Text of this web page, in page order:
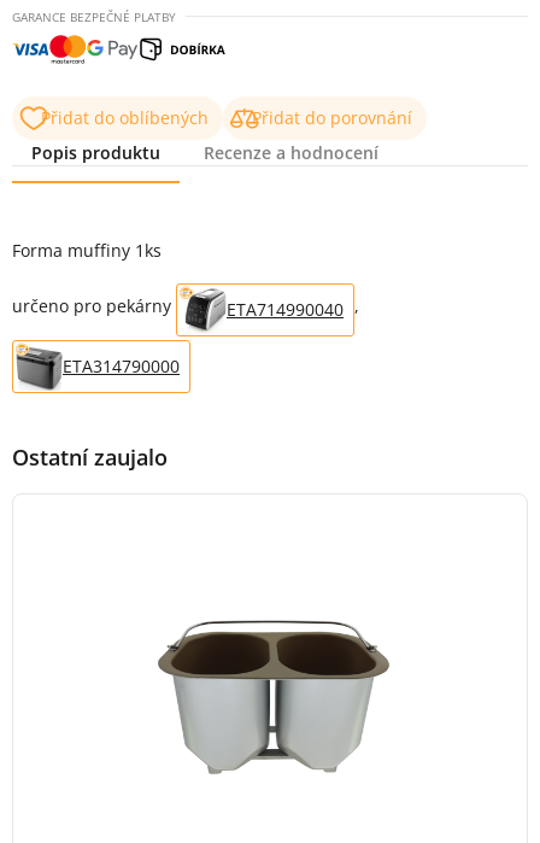
GARANCE BEZPEČNÉ PLATBY
Přidat do oblíbených
Přidat do porovnání
Popis produktu
Recenze a hodnocení
Forma muffiny 1ks
určeno pro pekárny ETA714990040 ,
ETA314790000
Ostatní zaujalo